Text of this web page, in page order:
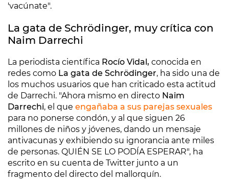
'vacúnate".
La gata de Schrödinger, muy crítica con
Naim Darrechi
La periodista científica Rocío Vidal, conocida en
redes como La gata de Schrödinger, ha sido una de
los muchos usuarios que han criticado esta actitud
de Darrechi. "Ahora mismo en directo Naim
Darrechi, el que engañaba a sus parejas sexuales
para no ponerse condón, y al que siguen 26
millones de niños y jóvenes, dando un mensaje
antivacunas y exhibiendo su ignorancia ante miles
de personas. QUIÉN SE LO PODÍA ESPERAR", ha
escrito en su cuenta de Twitter junto a un
fragmento del directo del mallorquín.